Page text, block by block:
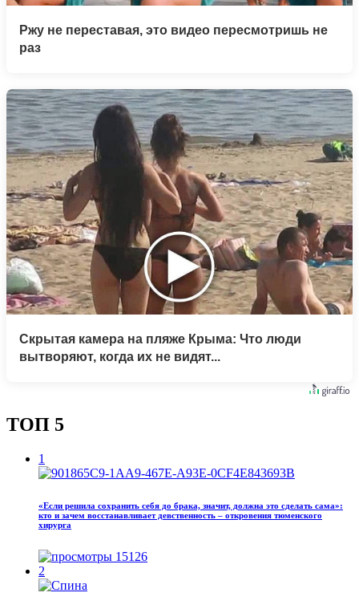
Ржу не переставая, это видео пересмотришь не
раз
Скрытая камера на пляже Крыма: Что люди
вытворяют, когда их не видят...
ТОП 5
1
«Если решила сохранить себя до брака, значит, должна это сделать сама»:
кто и зачем восстанавливает девственность – откровения тюменского
хирурга
15126
2